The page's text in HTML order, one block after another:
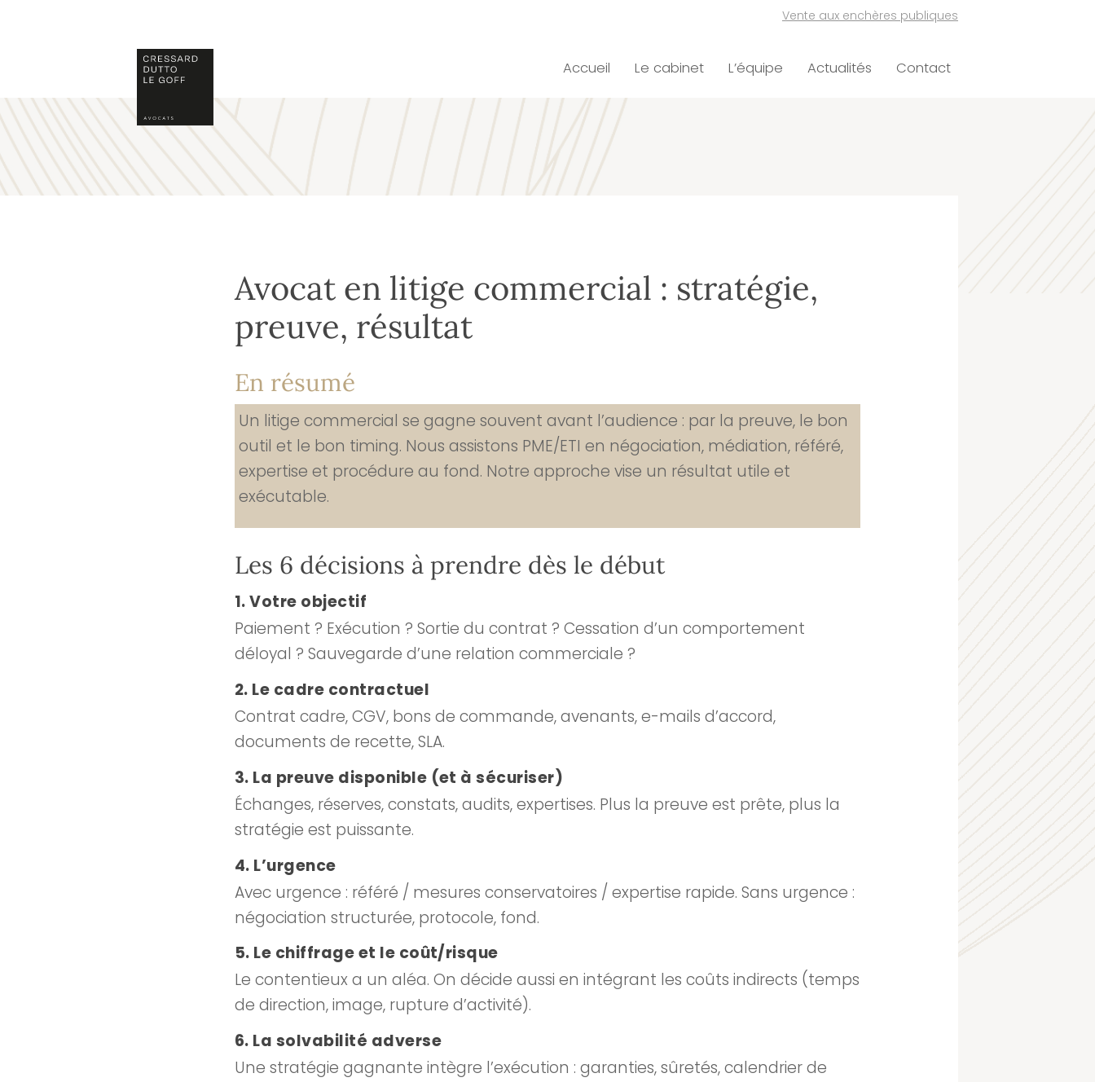
Accueil Le cabinet L’équipe Actualités Contact
Vente aux enchères publiques
Avocat en litige commercial : stratégie,
preuve, résultat
En résumé
Un litige commercial se gagne souvent avant l’audience : par la preuve, le bon
outil et le bon timing. Nous assistons PME/ETI en négociation, médiation, référé,
expertise et procédure au fond. Notre approche vise un résultat utile et
exécutable.
Les 6 décisions à prendre dès le début
1. Votre objectif
Paiement ? Exécution ? Sortie du contrat ? Cessation d’un comportement
déloyal ? Sauvegarde d’une relation commerciale ?
2. Le cadre contractuel
Contrat cadre, CGV, bons de commande, avenants, e-mails d’accord,
documents de recette, SLA.
3. La preuve disponible (et à sécuriser)
Échanges, réserves, constats, audits, expertises. Plus la preuve est prête, plus la
stratégie est puissante.
4. L’urgence
Avec urgence : référé / mesures conservatoires / expertise rapide. Sans urgence :
négociation structurée, protocole, fond.
5. Le chiffrage et le coût/risque
Le contentieux a un aléa. On décide aussi en intégrant les coûts indirects (temps
de direction, image, rupture d’activité).
6. La solvabilité adverse
Une stratégie gagnante intègre l’exécution : garanties, sûretés, calendrier de